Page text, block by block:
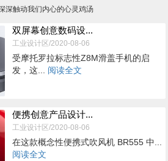
深触动我们内心的心灵鸡汤
双屏幕创意数码设...
工业设计区/2020-08-06
受摩托罗拉标志性Z8M滑盖手机的启
发，这... 阅读全文
便携创意产品设计...
工业设计区/2020-08-06
在这款概念性便携式吹风机 BR555 中...
阅读全文